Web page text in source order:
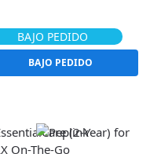
BAJO PEDIDO
BAJO PEDIDO